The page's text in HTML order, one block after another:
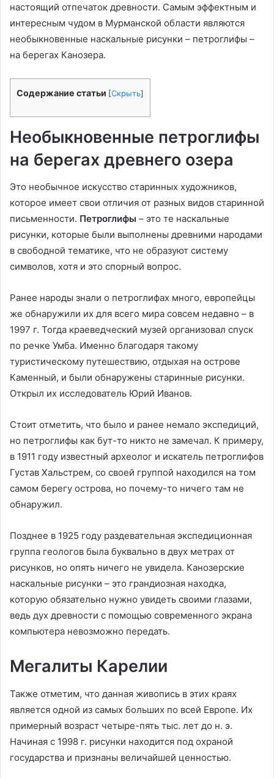
настоящий отпечаток древности. Самым эффектным и
интересным чудом в Мурманской области являются
необыкновенные наскальные рисунки – петроглифы –
на берегах Канозера.
Содержание статьи [Скрыть]
Необыкновенные петроглифы
на берегах древнего озера
Это необычное искусство старинных художников,
которое имеет свои отличия от разных видов старинной
письменности. Петроглифы – это те наскальные
рисунки, которые были выполнены древними народами
в свободной тематике, что не образуют систему
символов, хотя и это спорный вопрос.
Ранее народы знали о петроглифах много, европейцы
же обнаружили их для всего мира совсем недавно – в
1997 г. Тогда краеведческий музей организовал спуск
по речке Умба. Именно благодаря такому
туристическому путешествию, отдыхая на острове
Каменный, и были обнаружены старинные рисунки.
Открыл их исследователь Юрий Иванов.
Стоит отметить, что было и ранее немало экспедиций,
но петроглифы как бут-то никто не замечал. К примеру,
в 1911 году известный археолог и искатель петроглифов
Густав Хальстрем, со своей группой находился на том
самом берегу острова, но почему-то ничего там не
обнаружил.
Позднее в 1925 году раздевательная экспедиционная
группа геологов была буквально в двух метрах от
рисунков, но опять ничего не увидела. Канозерские
наскальные рисунки – это грандиозная находка,
которую обязательно нужно увидеть своими глазами,
ведь дух древности с помощью современного экрана
компьютера невозможно передать.
Мегалиты Карелии
Также отметим, что данная живопись в этих краях
является одной из самых больших по всей Европе. Их
примерный возраст четыре-пять тыс. лет до н. э.
Начиная с 1998 г. рисунки находится под охраной
государства и признаны величайшей ценностью.